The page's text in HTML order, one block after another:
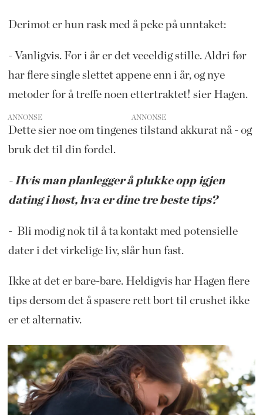
Derimot er hun rask med å peke på unntaket:
- Vanligvis. For i år er det veeeldig stille. Aldri før
har flere single slettet appene enn i år, og nye
metoder for å treffe noen ettertraktet! sier Hagen.
ANNONSE
Dette sier noe om tingenes tilstand akkurat nå - og
bruk det til din fordel.
- Hvis man planlegger å plukke opp igjen
dating i høst, hva er dine tre beste tips?
- Bli modig nok til å ta kontakt med potensielle
dater i det virkelige liv, slår hun fast.
Ikke at det er bare-bare. Heldigvis har Hagen flere
tips dersom det å spasere rett bort til crushet ikke
er et alternativ.